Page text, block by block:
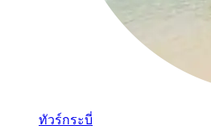
ทัวร์กระบี่